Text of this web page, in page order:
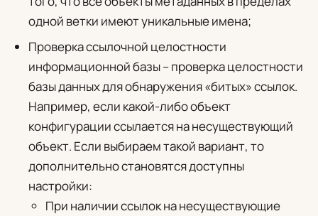
одной ветки имеют уникальные имена;
Проверка ссылочной целостности
информационной базы– проверка целостности
базы данных для обнаружения «битых» ссылок.
Например, если какой-либо объект
конфигурации ссылается на несуществующий
объект. Если выбираем такой вариант, то
дополнительно становятся доступны
настройки:
При наличии ссылок на несуществующие